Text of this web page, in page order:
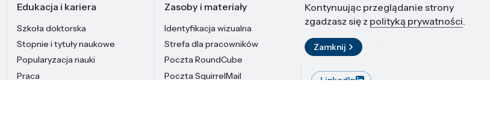
Edukacja i kariera
Szkoła doktorska
Stopnie i tytuły naukowe
Popularyzacja nauki
Praca
Zasoby i materiały
Identyfikacja wizualna
Strefa dla pracowników
Poczta RoundCube
Poczta SquirrelMail
Kontakt
Instytut Wysokich Ciśnień PAN
ul. Sokołowska 29/37
01-142 Warszawa
LinkedIn
Kontynuując przeglądanie strony
zgadzasz się z polityką prywatności.
Zamknij